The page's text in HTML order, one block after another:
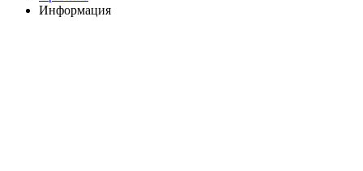
Информация